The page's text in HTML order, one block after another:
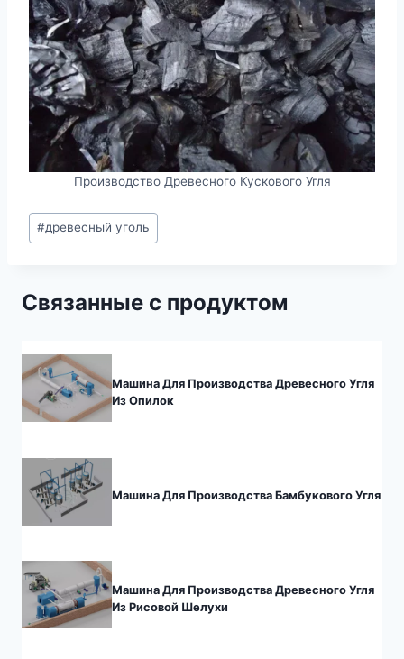
Производство Древесного Кускового Угля
Метки
записи:
#древесный уголь
Связанные с продуктом
Машина Для Производства Древесного Угля
Из Опилок
Машина Для Производства Бамбукового Угля
Машина Для Производства Древесного Угля
Из Рисовой Шелухи